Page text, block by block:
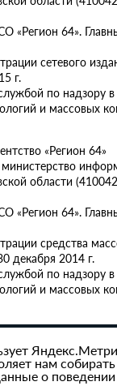
«Регион 64».
сетевого
г.
по надзору в
и массовых
«Регион 64»
области
«Регион 64».
средства
декабря 2014 г.
по надзору в
и массовых
нам
о поведении